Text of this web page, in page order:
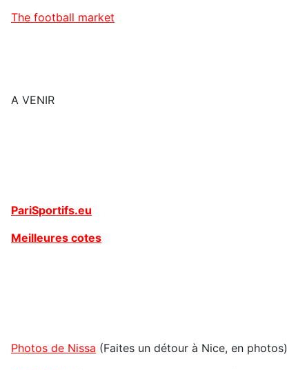
The football market
A VENIR
PariSportifs.eu
Meilleures cotes
Photos de Nissa (Faites un détour à Nice, en photos)